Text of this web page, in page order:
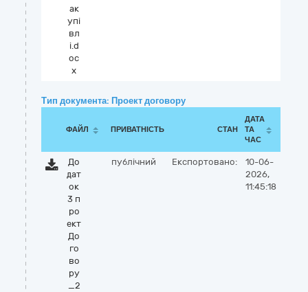
ак
упі
вл
і.d
oc
x
Тип документа: Проект договору
ФАЙЛ ПРИВАТНІСТЬ СТАН
ДАТА
ТА
ЧАС
До
дат
ок
3 п
ро
ект
До
го
во
ру
_2
публічний Експортовано:
10-06-
2026,
11:45:18